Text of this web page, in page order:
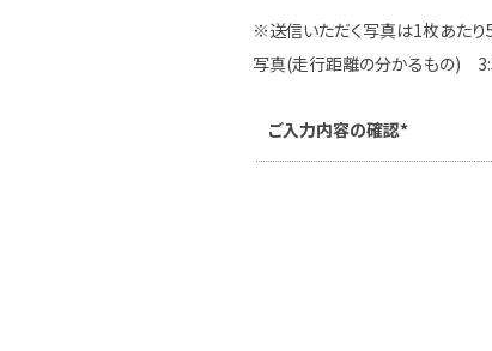
※送信いただく写真は1枚あたり
写真(走行距離の分かるもの)
ご入力内容の確認*